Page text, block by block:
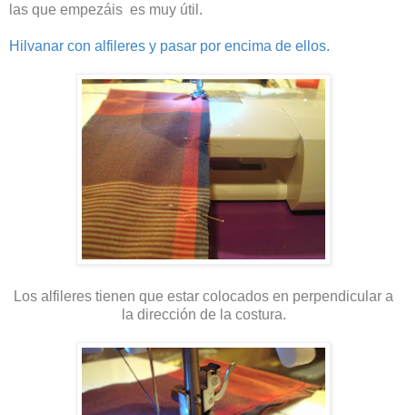
las que empezáis es muy útil.
Hilvanar con alfileres y pasar por encima de ellos.
Los alfileres tienen que estar colocados en perpendicular a
la dirección de la costura.